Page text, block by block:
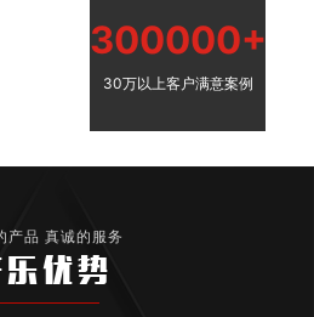
300000+
30万以上客户满意案例
产品 真诚的服务
优势